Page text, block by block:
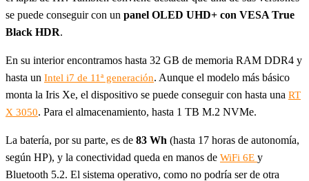
se puede conseguir con un panel OLED UHD+ con VESA True
Black HDR.
En su interior encontramos hasta 32 GB de memoria RAM DDR4 y
hasta un Intel i7 de 11ª generación. Aunque el modelo más básico
monta la Iris Xe, el dispositivo se puede conseguir con hasta una RT
X 3050. Para el almacenamiento, hasta 1 TB M.2 NVMe.
La batería, por su parte, es de 83 Wh (hasta 17 horas de autonomía,
según HP), y la conectividad queda en manos de WiFi 6E y
Bluetooth 5.2. El sistema operativo, como no podría ser de otra